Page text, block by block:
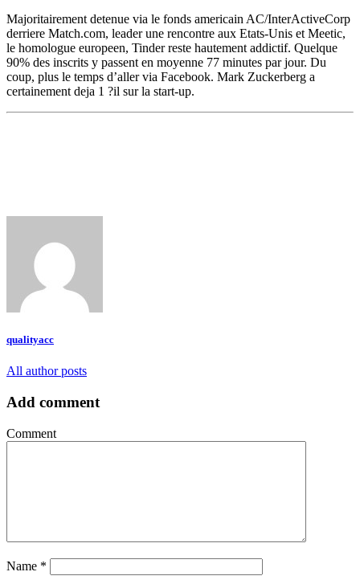
Majoritairement detenue via le fonds americain AC/InterActiveCorp
derriere Match.com, leader une rencontre aux Etats-Unis et Meetic,
le homologue europeen, Tinder reste hautement addictif. Quelque
90% des inscrits y passent en moyenne 77 minutes par jour. Du
coup, plus le temps d’aller via Facebook. Mark Zuckerberg a
certainement deja 1 ?il sur la start-up.
qualityacc
All author posts
Add comment
Comment
Name *